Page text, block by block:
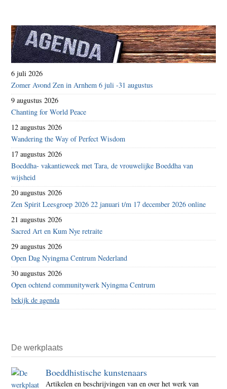
6 juli 2026
Zomer Avond Zen in Arnhem 6 juli -31 augustus
9 augustus 2026
Chanting for World Peace
12 augustus 2026
Wandering the Way of Perfect Wisdom
17 augustus 2026
Boeddha- vakantieweek met Tara, de vrouwelijke Boeddha van
wijsheid
20 augustus 2026
Zen Spirit Leesgroep 2026 22 januari t/m 17 december 2026 online
21 augustus 2026
Sacred Art en Kum Nye retraite
29 augustus 2026
Open Dag Nyingma Centrum Nederland
30 augustus 2026
Open ochtend communitywerk Nyingma Centrum
bekijk de agenda
De werkplaats
Boeddhistische kunstenaars
Artikelen en beschrijvingen van en over het werk van